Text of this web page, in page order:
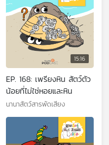
15:16
EP. 168: เพรียงหิน สัตว์ตัว
น้อยที่ไม่ใช่หอยและหิน
นานาสัตว์สารพัดเสียง